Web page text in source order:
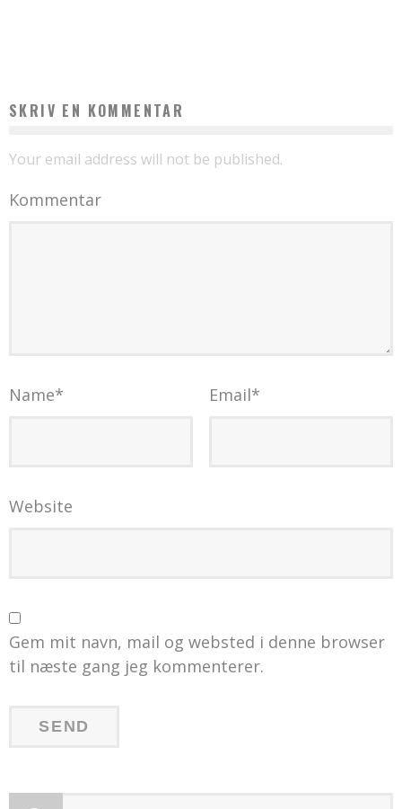
SKRIV EN KOMMENTAR
Your email address will not be published.
Kommentar
Name* Email*
Website
Gem mit navn, mail og websted i denne browser
til næste gang jeg kommenterer.